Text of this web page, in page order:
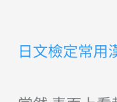
日文檢定常用